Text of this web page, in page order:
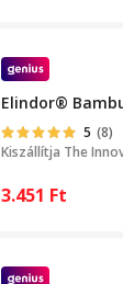
Elindor®
5 (8)
Kiszállítja The
3.451 Ft